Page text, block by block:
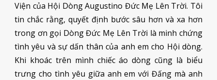
Viện của Hội Dòng Augustino Đức Mẹ Lên Trời. Tôi
tin chắc rằng, quyết định bước sâu hơn và xa hơn
trong ơn gọi Dòng Đức Mẹ Lên Trời là minh chứng
tình yêu và sự dấn thân của anh em cho Hội dòng.
Khi khoác trên mình chiếc áo dòng cũng là biểu
trưng cho tình yêu giữa anh em với Đấng mà anh